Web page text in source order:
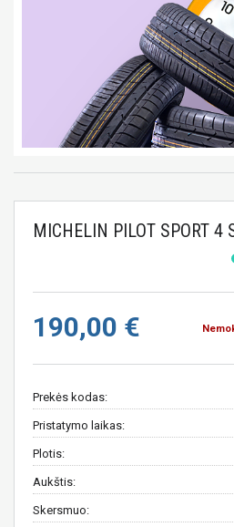
MICHELIN PILOT SPORT
190,00 €
Prekės kodas:
Pristatymo laikas:
Plotis:
Aukštis:
Skersmuo: